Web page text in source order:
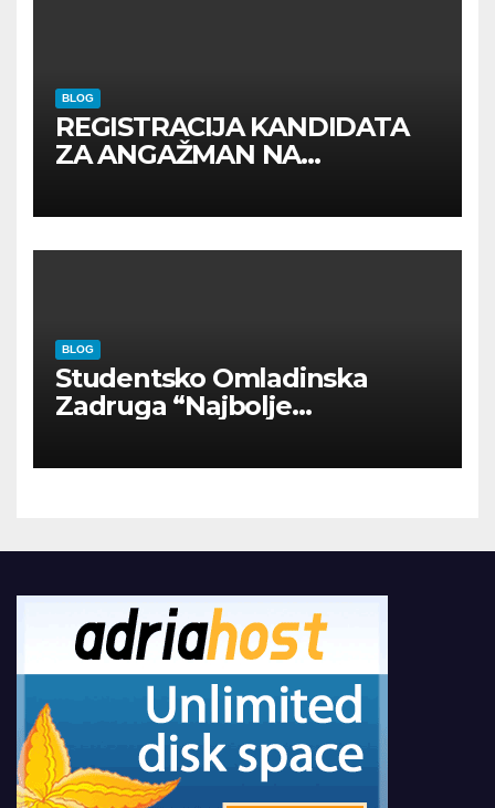
BLOG
REGISTRACIJA KANDIDATA
ZA ANGAŽMAN NA
BLOG
Studentsko Omladinska
Zadruga “Najbolje